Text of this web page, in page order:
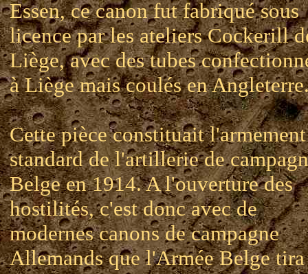
Essen, ce canon fut fabriqué sous
licence par les ateliers Cockerill
Liège, avec des tubes
à Liège mais coulés en
Cette pièce constituait l'armement
standard de l'artillerie de
Belge en 1914. A l'ouverture des
hostilités, c'est donc avec de
modernes canons de campagne
Allemands que l'Armée Belge tira